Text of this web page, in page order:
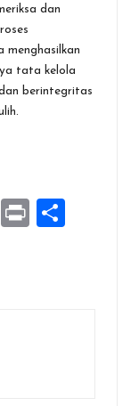
dan
menghasilkan
tata kelola
berintegritas
E
Pr